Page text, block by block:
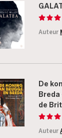
Auteur
De
de
Auteur